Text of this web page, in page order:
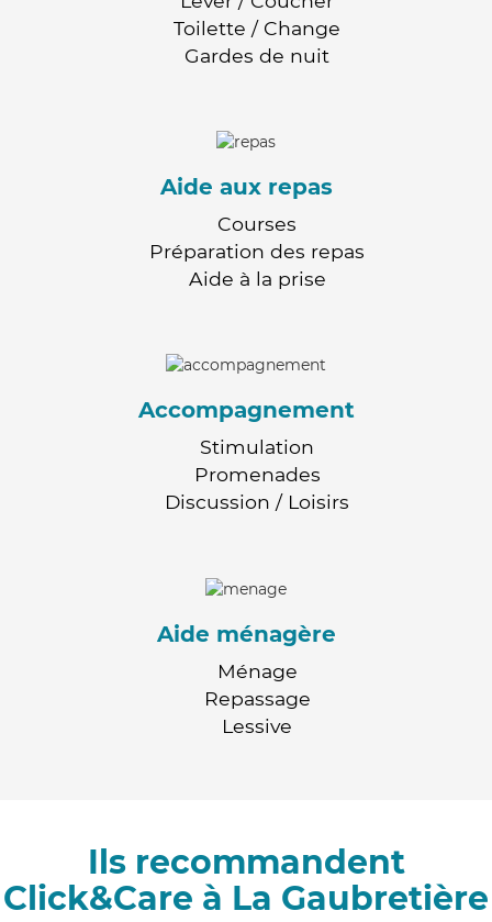
Toilette / Change
Gardes de nuit
Aide aux repas
Courses
Préparation des repas
Aide à la prise
Accompagnement
Stimulation
Promenades
Discussion / Loisirs
Aide ménagère
Ménage
Repassage
Lessive
Ils recommandent
Click&Care à La Gaubretière